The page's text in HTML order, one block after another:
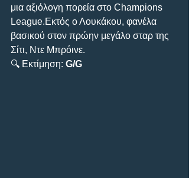
μια αξιόλογη πορεία στο Champions
League.Εκτός ο Λουκάκου, φανέλα
βασικού στον πρώην μεγάλο σταρ της
Σίτι, Ντε Μπρόινε.
🔍 Εκτίμηση: G/G